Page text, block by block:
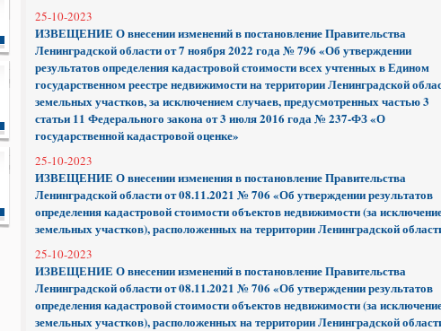
25-10-2023
ИЗВЕЩЕНИЕ О внесении изменений в постановление Правительства
Ленинградской области от 7 ноября 2022 года № 796 «Об утверждении
результатов определения кадастровой стоимости всех учтенных в Едином
государственном реестре недвижимости на территории Ленинградской
земельных участков, за исключением случаев, предусмотренных частью 3
статьи 11 Федерального закона от 3 июля 2016 года № 237-ФЗ «О
государственной кадастровой оценке»
25-10-2023
ИЗВЕЩЕНИЕ О внесении изменения в постановление Правительства
Ленинградской области от 08.11.2021 № 706 «Об утверждении результатов
определения кадастровой стоимости объектов недвижимости (за
земельных участков), расположенных на территории Ленинградской
25-10-2023
ИЗВЕЩЕНИЕ О внесении изменений в постановление Правительства
Ленинградской области от 08.11.2021 № 706 «Об утверждении результатов
определения кадастровой стоимости объектов недвижимости (за
земельных участков), расположенных на территории Ленинградской